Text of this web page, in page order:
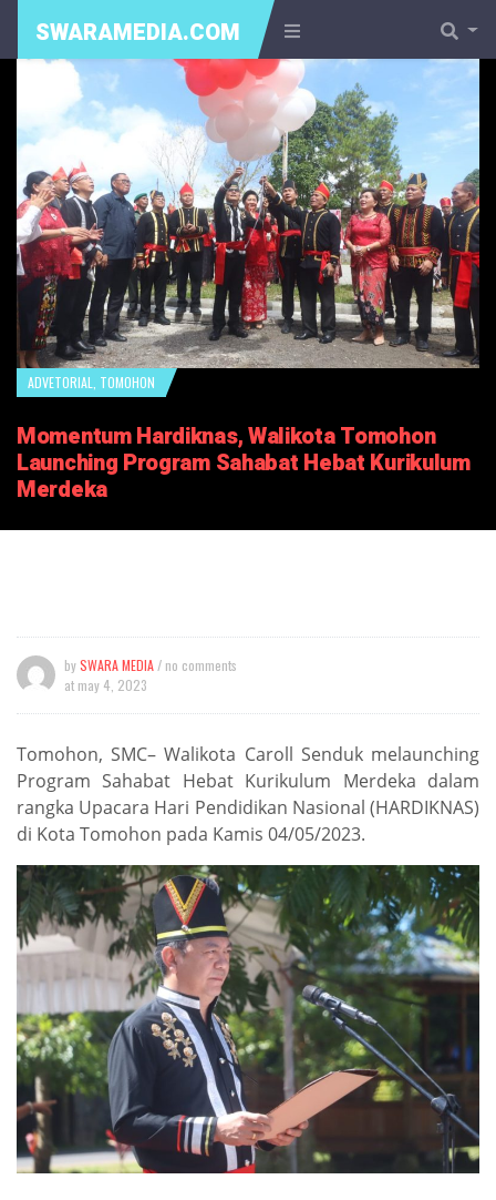
SWARAMEDIA.COM
ADVETORIAL TOMOHON
Momentum Hardiknas, Walikota Tomohon
Launching Program Sahabat Hebat Kurikulum
Merdeka
bySWARA MEDIA / no comments
at may 4, 2023
Tomohon, SMC– Walikota Caroll Senduk melaunching
Program Sahabat Hebat Kurikulum Merdeka dalam
rangka Upacara Hari Pendidikan Nasional (HARDIKNAS)
di Kota Tomohon pada Kamis 04/05/2023.